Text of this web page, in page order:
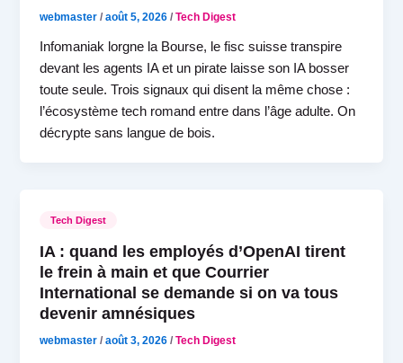
webmaster/août 5, 2026/Tech Digest
Infomaniak lorgne la Bourse, le fisc suisse transpire
devant les agents IA et un pirate laisse son IA bosser
toute seule. Trois signaux qui disent la même chose :
l’écosystème tech romand entre dans l’âge adulte. On
décrypte sans langue de bois.
Tech Digest
IA : quand les employés d’OpenAI tirent
le frein à main et que Courrier
International se demande si on va tous
devenir amnésiques
webmaster/août 3, 2026/Tech Digest